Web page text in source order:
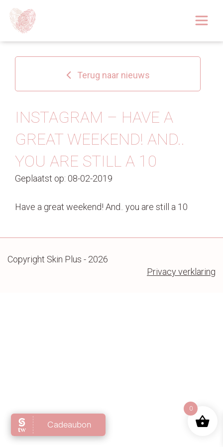
Over
Huidoplossingen
Behandelingen
Tarieven 2026
Terug naar nieuws
INSTAGRAM – HAVE A
GREAT WEEKEND! AND..
YOU ARE STILL A 10
Geplaatst op: 08-02-2019
Have a great weekend! And.. you are still a 10
Copyright Skin Plus - 2026
Privacy verklaring
0